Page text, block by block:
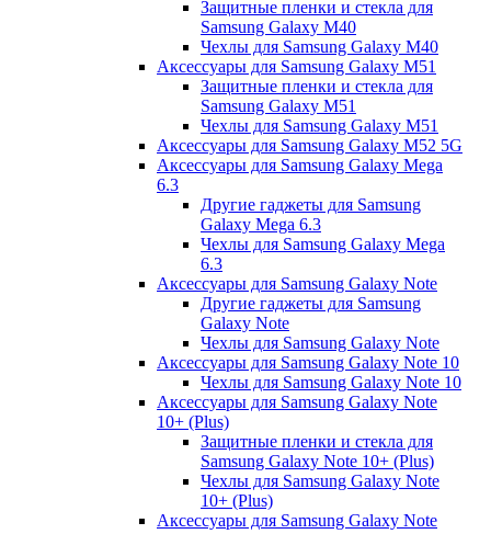
Защитные пленки и стекла для
Samsung Galaxy M40
Чехлы для Samsung Galaxy M40
Аксессуары для Samsung Galaxy M51
Защитные пленки и стекла для
Samsung Galaxy M51
Чехлы для Samsung Galaxy M51
Аксессуары для Samsung Galaxy M52 5G
Аксессуары для Samsung Galaxy Mega
6.3
Другие гаджеты для Samsung
Galaxy Mega 6.3
Чехлы для Samsung Galaxy Mega
6.3
Аксессуары для Samsung Galaxy Note
Другие гаджеты для Samsung
Galaxy Note
Чехлы для Samsung Galaxy Note
Аксессуары для Samsung Galaxy Note 10
Чехлы для Samsung Galaxy Note 10
Аксессуары для Samsung Galaxy Note
10+ (Plus)
Защитные пленки и стекла для
Samsung Galaxy Note 10+ (Plus)
Чехлы для Samsung Galaxy Note
10+ (Plus)
Аксессуары для Samsung Galaxy Note